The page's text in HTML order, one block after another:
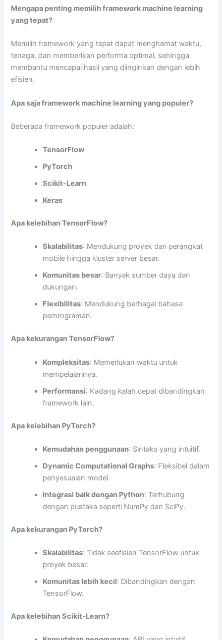
Mengapa penting memilih framework machine learning
yang tepat?
Memilih framework yang tepat dapat menghemat waktu,
tenaga, dan memberikan performa optimal, sehingga
membantu mencapai hasil yang diinginkan dengan lebih
efisien.
Apa saja framework machine learning yang populer?
Beberapa framework populer adalah:
TensorFlow
PyTorch
Scikit-Learn
Keras
Apa kelebihan TensorFlow?
Skalabilitas: Mendukung proyek dari perangkat
mobile hingga kluster server besar.
Komunitas besar: Banyak sumber daya dan
dukungan.
Flexibilitas: Mendukung berbagai bahasa
pemrograman.
Apa kekurangan TensorFlow?
Kompleksitas: Memerlukan waktu untuk
mempelajarinya.
Performansi: Kadang kalah cepat dibandingkan
framework lain.
Apa kelebihan PyTorch?
Kemudahan penggunaan: Sintaks yang intuitif.
Dynamic Computational Graphs: Fleksibel dalam
penyesuaian model.
Integrasi baik dengan Python: Terhubung
dengan pustaka seperti NumPy dan SciPy.
Apa kekurangan PyTorch?
Skalabilitas: Tidak seefisien TensorFlow untuk
proyek besar.
Komunitas lebih kecil: Dibandingkan dengan
TensorFlow.
Apa kelebihan Scikit-Learn?